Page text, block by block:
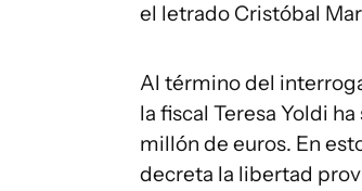
el letrado Cristóbal
Al término del
la fiscal Teresa Yoldi
millón de euros. En
decreta la libertad